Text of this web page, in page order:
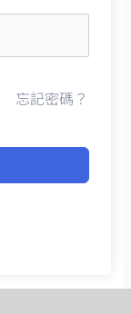
忘記密碼？